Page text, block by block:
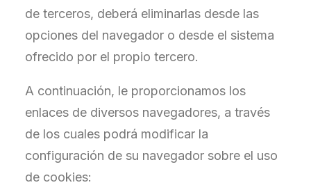
de terceros, deberá eliminarlas desde las
opciones del navegador o desde el sistema
ofrecido por el propio tercero.
A continuación, le proporcionamos los
enlaces de diversos navegadores, a través
de los cuales podrá modificar la
configuración de su navegador sobre el uso
de cookies: